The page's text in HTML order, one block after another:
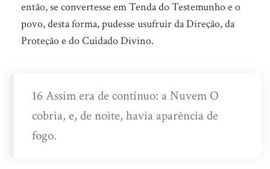
então, se convertesse em Tenda do Testemunho e o
povo, desta forma, pudesse usufruir da Direção, da
Proteção e do Cuidado Divino.
16 Assim era de contínuo: a Nuvem O
cobria, e, de noite, havia aparência de
fogo.